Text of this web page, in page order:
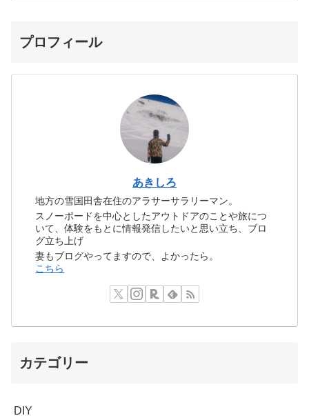
プロフィール
あきしろ
地方の雪国田舎在住のアラサーサラリーマン。
スノーボードを中心としたアウトドアのことや旅につ
いて、体験をもとに情報発信したいと思い立ち、ブロ
グ立ち上げ
妻もブログやってますので、よかったら。
こちら
カテゴリー
DIY